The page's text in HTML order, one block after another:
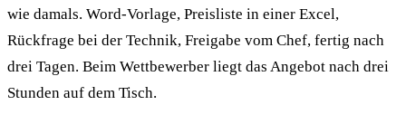
wie damals. Word-Vorlage, Preisliste in einer Excel,
Rückfrage bei der Technik, Freigabe vom Chef, fertig nach
drei Tagen. Beim Wettbewerber liegt das Angebot nach drei
Stunden auf dem Tisch.